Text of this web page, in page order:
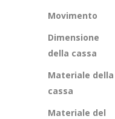
Movimento
Dimensione
della cassa
Materiale della
cassa
Materiale del